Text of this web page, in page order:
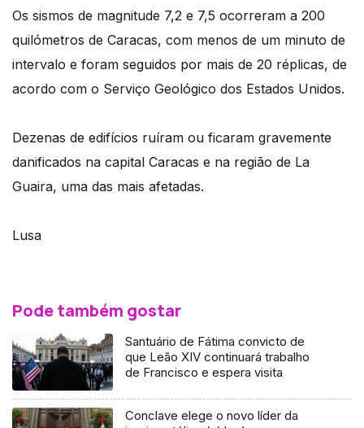
Os sismos de magnitude 7,2 e 7,5 ocorreram a 200
quilómetros de Caracas, com menos de um minuto de
intervalo e foram seguidos por mais de 20 réplicas, de
acordo com o Serviço Geológico dos Estados Unidos.
Dezenas de edifícios ruíram ou ficaram gravemente
danificados na capital Caracas e na região de La
Guaira, uma das mais afetadas.
Lusa
Pode também gostar
Santuário de Fátima convicto de
que Leão XIV continuará trabalho
de Francisco e espera visita
Conclave elege o novo líder da